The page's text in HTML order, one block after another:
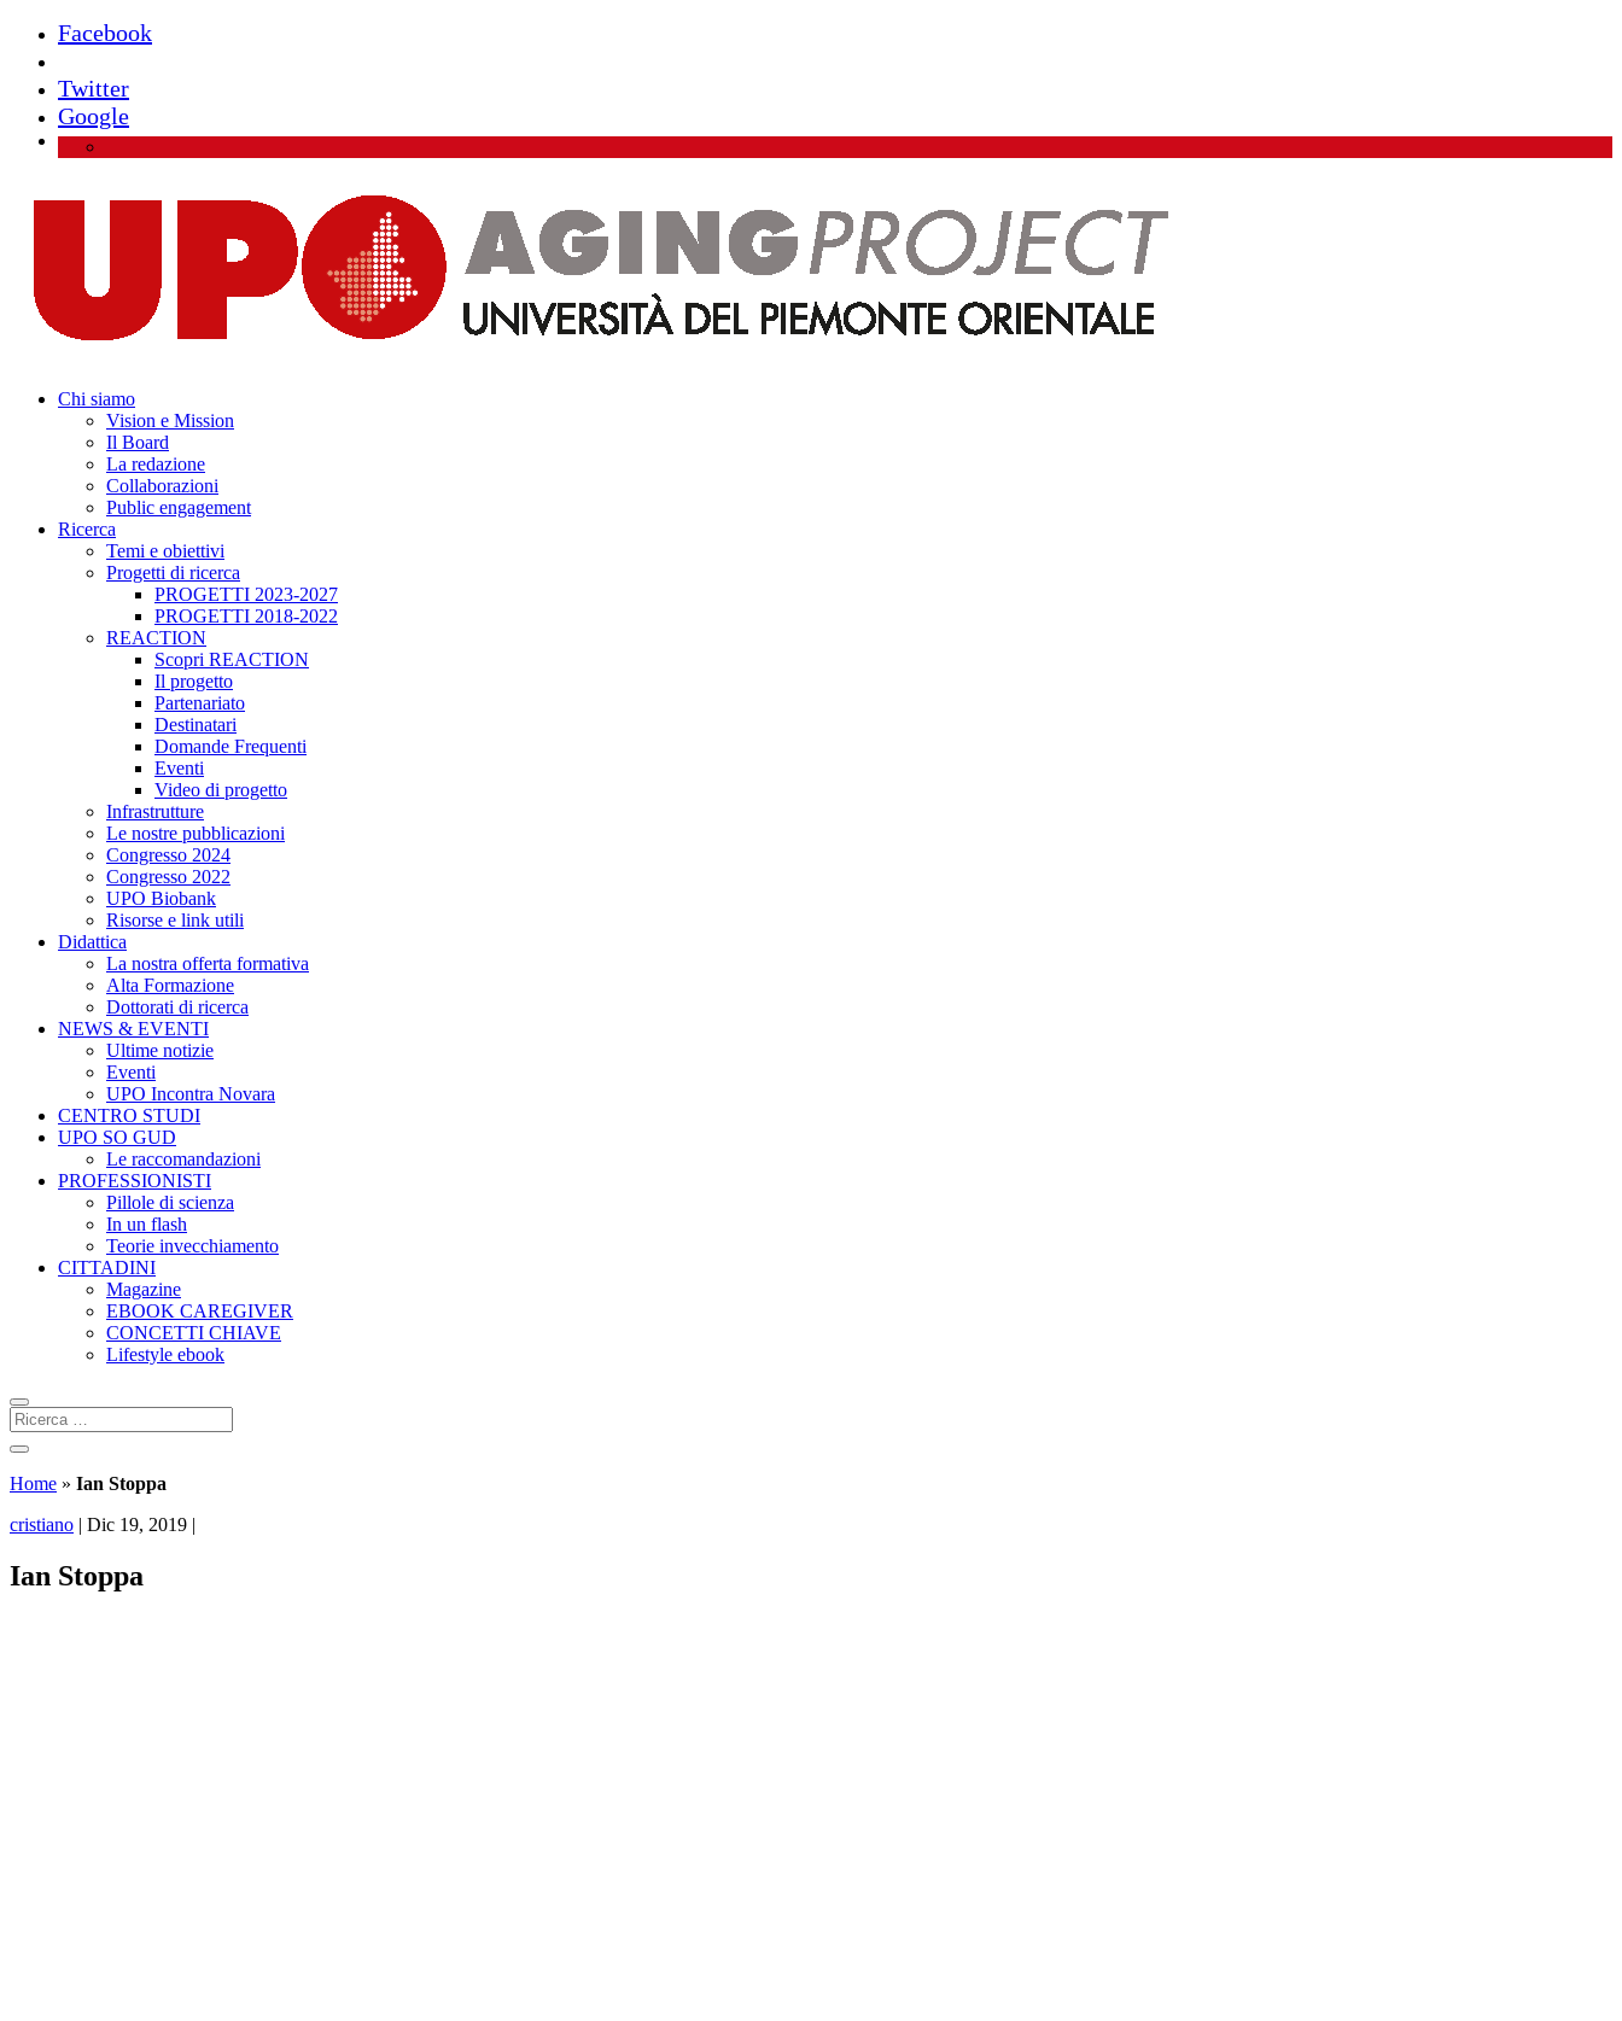
Facebook
Twitter
Google
Chi siamo
Vision e Mission
Il Board
La redazione
Collaborazioni
Public engagement
Ricerca
Temi e obiettivi
Progetti di ricerca
PROGETTI 2023-2027
PROGETTI 2018-2022
REACTION
Scopri REACTION
Il progetto
Partenariato
Destinatari
Domande Frequenti
Eventi
Video di progetto
Infrastrutture
Le nostre pubblicazioni
Congresso 2024
Congresso 2022
UPO Biobank
Risorse e link utili
Didattica
La nostra offerta formativa
Alta Formazione
Dottorati di ricerca
NEWS & EVENTI
Ultime notizie
Eventi
UPO Incontra Novara
CENTRO STUDI
UPO SO GUD
Le raccomandazioni
PROFESSIONISTI
Pillole di scienza
In un flash
Teorie invecchiamento
CITTADINI
Magazine
EBOOK CAREGIVER
CONCETTI CHIAVE
Lifestyle ebook
Home » Ian Stoppa
cristiano | Dic 19, 2019 |
Ian Stoppa